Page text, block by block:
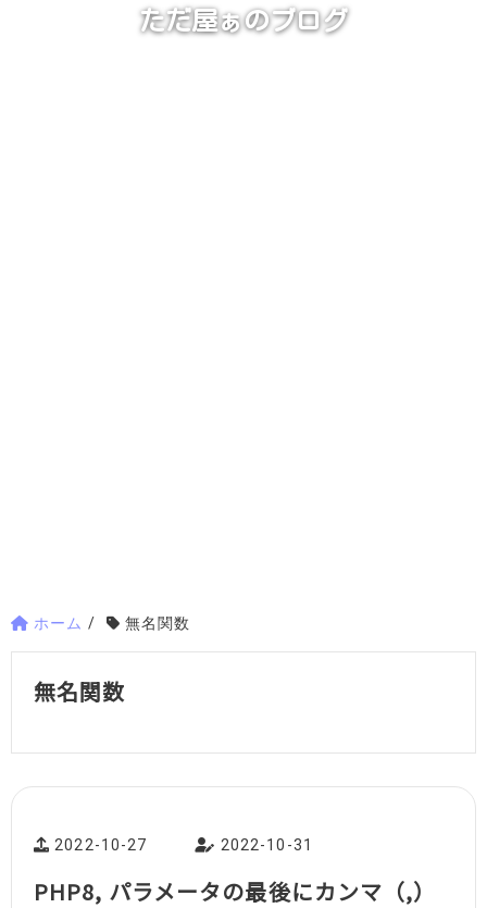
ただ屋ぁのブログ
ホーム / 無名関数
無名関数
2022-10-27 2022-10-31
PHP8, パラメータの最後にカンマ（,）